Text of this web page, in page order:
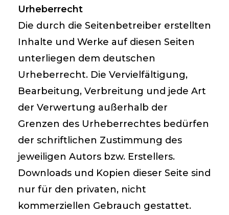
Urheberrecht
Die durch die Seitenbetreiber erstellten
Inhalte und Werke auf diesen Seiten
unterliegen dem deutschen
Urheberrecht. Die Vervielfältigung,
Bearbeitung, Verbreitung und jede Art
der Verwertung außerhalb der
Grenzen des Urheberrechtes bedürfen
der schriftlichen Zustimmung des
jeweiligen Autors bzw. Erstellers.
Downloads und Kopien dieser Seite sind
nur für den privaten, nicht
kommerziellen Gebrauch gestattet.